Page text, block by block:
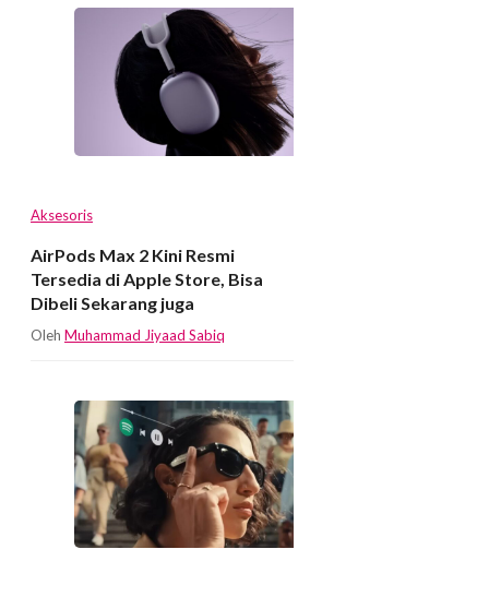
Aksesoris
AirPods Max 2 Kini Resmi
Tersedia di Apple Store, Bisa
Dibeli Sekarang juga
Oleh Muhammad Jiyaad Sabiq